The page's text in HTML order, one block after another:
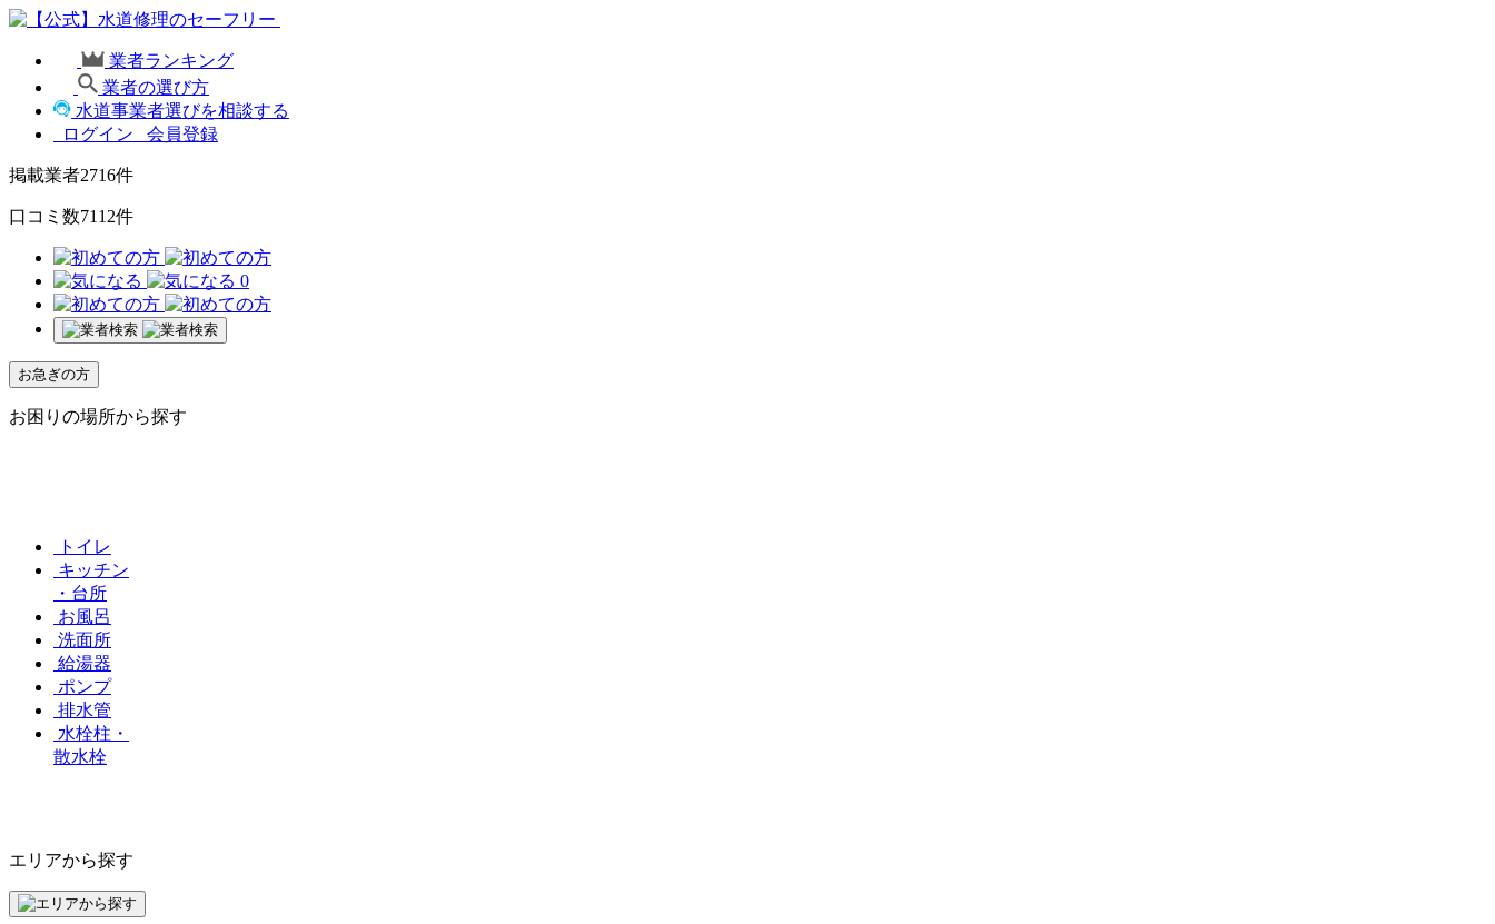
業者ランキング
業者の選び方
水道事業者選びを相談する
ログイン
会員登録
掲載業者2716件
口コミ数7112件
0
お急ぎの方
お困りの場所から探す
トイレ
キッチン
・台所
お風呂
洗面所
給湯器
ポンプ
排水管
水栓柱・
散水栓
エリアから探す